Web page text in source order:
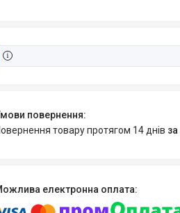
повернення товару протягом 14 днів